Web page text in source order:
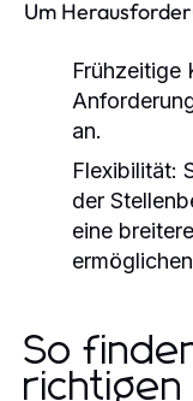
Um
Frühzeitige
an.
Flexibilität:
der
eine
So
richtigen